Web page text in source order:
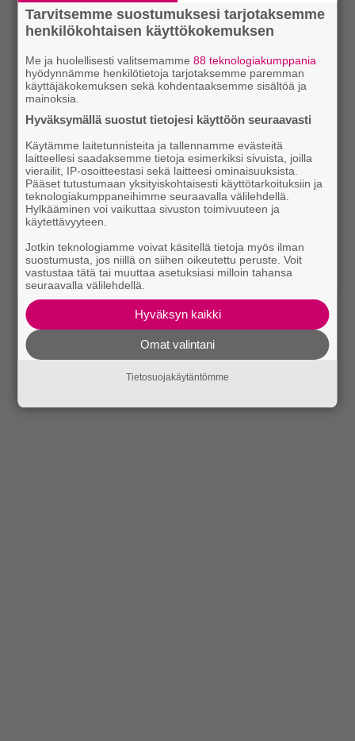
Tarvitsemme suostumuksesi tarjotaksemme
henkilökohtaisen käyttökokemuksen
Me ja huolellisesti valitsemamme88 teknologiakumppania
hyödynnämme henkilötietoja tarjotaksemme paremman
käyttäjäkokemuksen sekä kohdentaaksemme sisältöä ja
mainoksia.
Hyväksymällä suostut tietojesi käyttöön seuraavasti
Käytämme laitetunnisteita ja tallennamme evästeitä
laitteellesi saadaksemme tietoja esimerkiksi sivuista, joilla
vierailit, IP-osoitteestasi sekä laitteesi ominaisuuksista.
Pääset tutustumaan yksityiskohtaisesti käyttötarkoituksiin ja
teknologiakumppaneihimme seuraavalla välilehdellä.
Hylkääminen voi vaikuttaa sivuston toimivuuteen ja
käytettävyyteen.
Jotkin teknologiamme voivat käsitellä tietoja myös ilman
suostumusta, jos niillä on siihen oikeutettu peruste. Voit
vastustaa tätä tai muuttaa asetuksiasi milloin tahansa
seuraavalla välilehdellä.
Hyväksyn kaikki
Omat valintani
Tietosuojakäytäntömme